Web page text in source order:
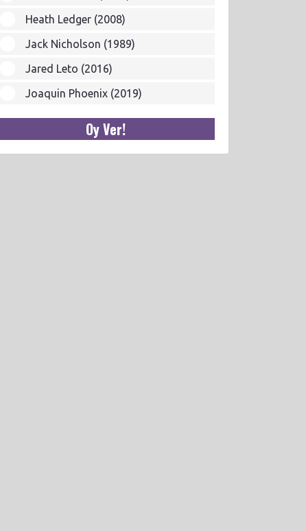
Heath Ledger (2008)
Jack Nicholson (1989)
Jared Leto (2016)
Joaquin Phoenix (2019)
Oy Ver!